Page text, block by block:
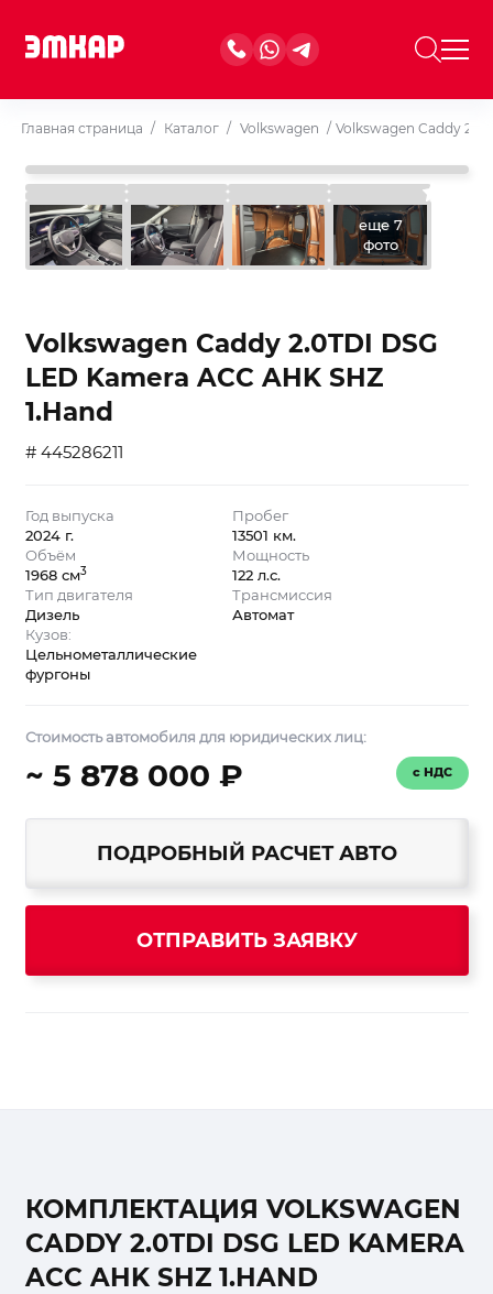
Главная страница / Каталог / Volkswagen / Volkswagen Caddy
еще 7
фото
Volkswagen Caddy 2.0TDI DSG
LED Kamera ACC AHK SHZ
1.Hand
# 445286211
Год выпуска
2024 г.
Пробег
13501 км.
Объём
1968 см3
Мощность
122 л.с.
Тип двигателя
Дизель
Трансмиссия
Автомат
Кузов:
Цельнометаллические
фургоны
Стоимость автомобиля для юридических лиц:
~ 5 878 000 ₽ с НДС
ПОДРОБНЫЙ РАСЧЕТ АВТО
ОТПРАВИТЬ ЗАЯВКУ
КОМПЛЕКТАЦИЯ VOLKSWAGEN
CADDY 2.0TDI DSG LED KAMERA
ACC AHK SHZ 1.HAND